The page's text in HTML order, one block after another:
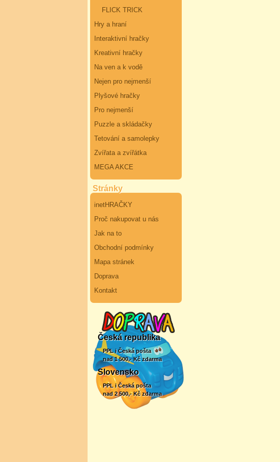
FLICK TRICK
Hry a hraní
Interaktivní hračky
Kreativní hračky
Na ven a k vodě
Nejen pro nejmenší
Plyšové hračky
Pro nejmenší
Puzzle a skládačky
Tetování a samolepky
Zvířata a zvířátka
MEGA AKCE
Stránky
inetHRAČKY
Proč nakupovat u nás
Jak na to
Obchodní podmínky
Mapa stránek
Doprava
Kontakt
Česká republika
PPL i Česká pošta
nad 1 500,- Kč zdarma
Slovensko
PPL i Česká pošta
nad 2 500,- Kč zdarma